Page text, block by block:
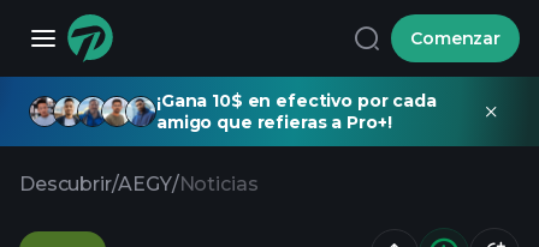
Comenzar
¡Gana 10$ en efectivo por cada
amigo que refieras a Pro+!
Descubrir/AEGY/Noticias